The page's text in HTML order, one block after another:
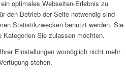
optimales Webseiten-Erlebnis zu
den Betrieb der Seite notwendig sind
Statistikzwecken benutzt werden. Sie
Sie zulassen möchten.
Einstellungen womöglich nicht mehr
stehen.